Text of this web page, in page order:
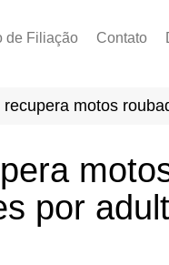
de Filiação Contato
recupera motos
por